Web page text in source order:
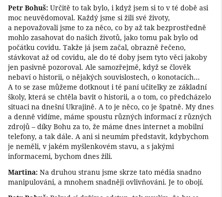
Petr Bohuš: Určitě to tak bylo, i když jsem si to v té době asi
moc neuvědomoval. Každý jsme si žili své životy,
a nepovažovali jsme to za něco, co by až tak bezprostředně
mohlo zasahovat do našich životů, jako tomu pak bylo od
počátku covidu. Takže já jsem začal, obrazně řečeno,
stávkovat až od covidu, ale do té doby jsem tyto věci jakoby
jen pasivně pozoroval. Ale samozřejmě, když se člověk
nebaví o historii, o nějakých souvislostech, o konotacích…
A to se zase můžeme dotknout i té paní učitelky ze základní
školy, která se chtěla bavit o historii, a o tom, co předcházelo
situaci na dnešní Ukrajině. A to je něco, co je špatně. My dnes
a denně vidíme, máme spoustu různých informací z různých
zdrojů – díky Bohu za to, že máme dnes internet a mobilní
telefony, a tak dále. A ani si neumím představit, kdybychom
je neměli, v jakém myšlenkovém stavu, a s jakými
informacemi, bychom dnes žili.
Martina: Na druhou stranu jsme skrze tato média snadno
manipulováni, a mnohem snadněji ovlivňováni. Je to obojí.